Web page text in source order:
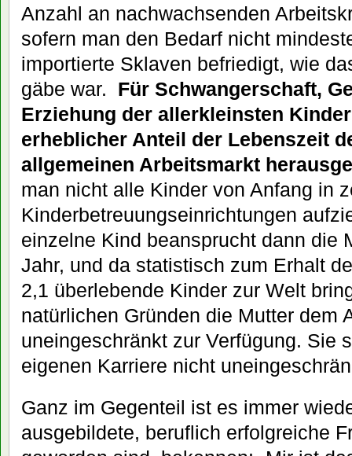
Anzahl an nachwachsenden
sofern man den Bedarf nicht
importierte Sklaven befriedigt, wie
gäbe war.
Für Schwangerschaft,
Erziehung der allerkleinsten
erheblicher Anteil der Lebenszeit
allgemeinen Arbeitsmarkt
man nicht alle Kinder von Anfang in
Kinderbetreuungseinrichtungen
einzelne Kind beansprucht dann die
Jahr, und da statistisch zum Erhalt
2,1 überlebende Kinder zur Welt
natürlichen Gründen die Mutter dem
uneingeschränkt zur Verfügung. Sie
eigenen Karriere nicht
Ganz im Gegenteil ist es immer
ausgebildete, beruflich erfolgreiche